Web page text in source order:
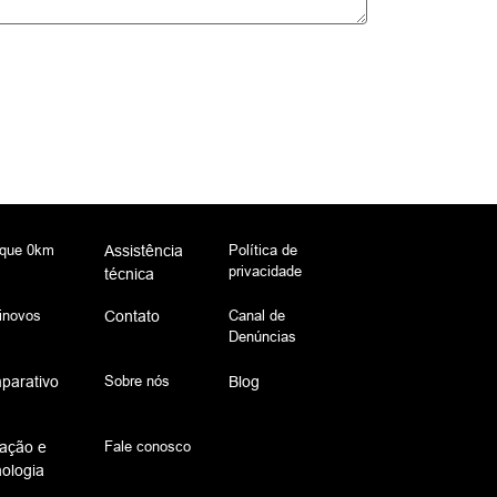
0km
e
Assistência
técnica
Contato
Sobre nós
Fale conosco
Política de
privacidade
Canal de
Denúncias
Blog